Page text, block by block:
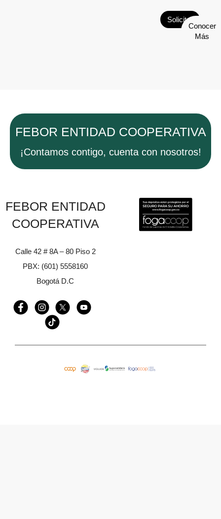
Solicitar
Conocer
Más
FEBOR ENTIDAD COOPERATIVA
¡Contamos contigo, cuenta con nosotros!
FEBOR ENTIDAD
COOPERATIVA
Calle 42 # 8A – 80 Piso 2
PBX: (601) 5558160
Bogotá D.C